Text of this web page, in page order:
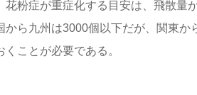
粉症が重症化する目安は、飛散量
ら九州は3000個以下だが、関東
ことが必要である。